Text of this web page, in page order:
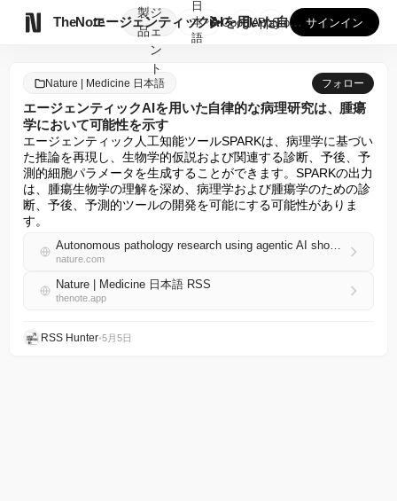
TheNote
製
品
ジ
ェ
ン
ト
エージェンティックAIを用いた自律的な病理研究は、腫瘍学にお...
日
本
語
GooglePlay
AppStore サインイン
Nature | Medicine 日本語 フォロー
エージェンティックAIを用いた自律的な病理研究は、腫瘍
学において可能性を示す
エージェンティック人工知能ツールSPARKは、病理学に基づい
た推論を再現し、生物学的仮説および関連する診断、予後、予
測的細胞パラメータを生成することができます。SPARKの出力
は、腫瘍生物学の理解を深め、病理学および腫瘍学のための診
断、予後、予測的ツールの開発を可能にする可能性がありま
す。
Autonomous pathology research using agentic AI shows potential in oncology
nature.com
Nature | Medicine 日本語 RSS
thenote.app
RSS Hunter•5月5日